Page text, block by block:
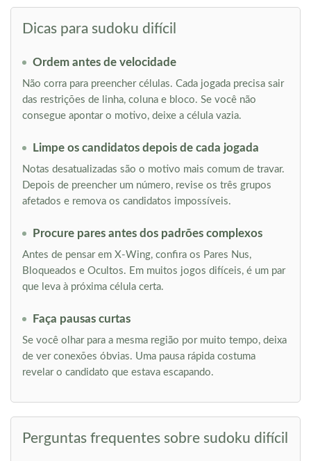
Dicas para sudoku difícil
Ordem antes de velocidade
Não corra para preencher células. Cada jogada precisa sair
das restrições de linha, coluna e bloco. Se você não
consegue apontar o motivo, deixe a célula vazia.
Limpe os candidatos depois de cada jogada
Notas desatualizadas são o motivo mais comum de travar.
Depois de preencher um número, revise os três grupos
afetados e remova os candidatos impossíveis.
Procure pares antes dos padrões complexos
Antes de pensar em X-Wing, confira os Pares Nus,
Bloqueados e Ocultos. Em muitos jogos difíceis, é um par
que leva à próxima célula certa.
Faça pausas curtas
Se você olhar para a mesma região por muito tempo, deixa
de ver conexões óbvias. Uma pausa rápida costuma
revelar o candidato que estava escapando.
Perguntas frequentes sobre sudoku difícil